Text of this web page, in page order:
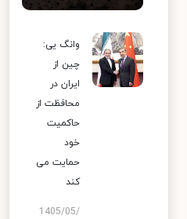
وانگ یی:
چین از
ایران در
محافظت از
حاکمیت
خود
حمایت می
کند
1405/05/